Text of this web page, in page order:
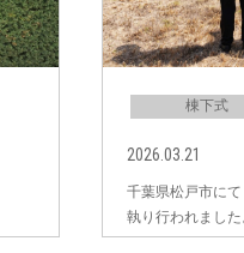
棟下式
2026.03.21
千葉県松戸市に
執り行われました